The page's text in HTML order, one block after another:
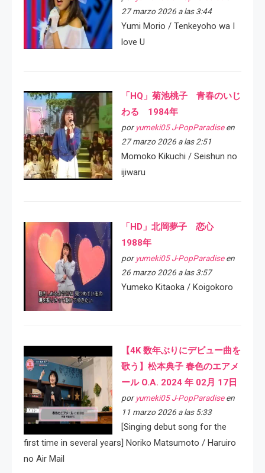
27 marzo 2026 a las 3:44
Yumi Morio / Tenkeyoho wa I
love U
「HQ」菊池桃子 青春のいじ
わる 1984年
por yumeki05 J-PopParadiseen
27 marzo 2026 a las 2:51
Momoko Kikuchi / Seishun no
ijiwaru
「HD」北岡夢子 恋心
1988年
por yumeki05 J-PopParadiseen
26 marzo 2026 a las 3:57
Yumeko Kitaoka / Koigokoro
【4K 数年ぶりにデビュー曲を
歌う】松本典子 春色のエアメ
ール O.A. 2024 年 02月 17日
por yumeki05 J-PopParadiseen
11 marzo 2026 a las 5:33
[Singing debut song for the
first time in several years] Noriko Matsumoto / Haruiro
no Air Mail